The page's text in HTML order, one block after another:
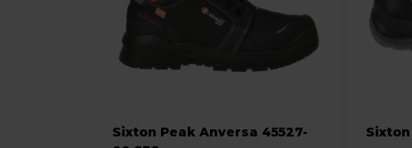
Sixton Peak Anversa 45527-